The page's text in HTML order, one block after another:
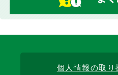
個人情報の取り